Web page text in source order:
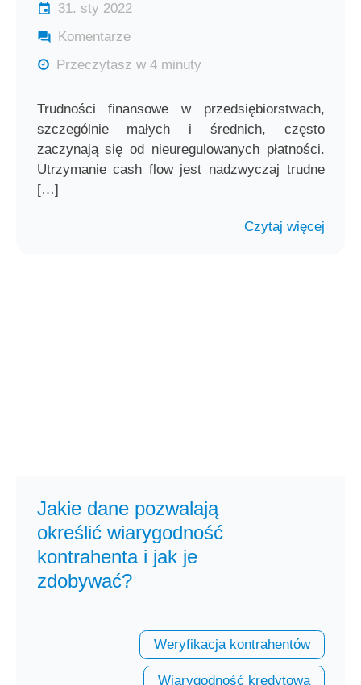
31. sty 2022
Komentarze
Przeczytasz w 4 minuty
Trudności finansowe w przedsiębiorstwach,
szczególnie małych i średnich, często
zaczynają się od nieuregulowanych płatności.
Utrzymanie cash flow jest nadzwyczaj trudne
[…]
Czytaj więcej
Jakie dane pozwalają
określić wiarygodność
kontrahenta i jak je
zdobywać?
Weryfikacja kontrahentów
Wiarygodność kredytowa